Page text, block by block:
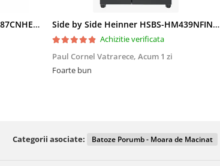
Lada frigorifica Heinner HCF-287CNHE++, 287 l, Clasa E, Compresor inverter, Iluminare LED, Functionalitate frigider, Alb Side by Side Heinner HSBS-HM439NFINVDGWDE++, Total No Frost, Compresor Inverter, Dozator Apa, Display Touch LED, 439 L, Clasa E, Gri Antracit Texturat
Achizitie verificata
Paul Cornel Vatrarece, Acum 1 zi
Foarte bun
Categorii asociate: Batoze Porumb - Moara de Macinat